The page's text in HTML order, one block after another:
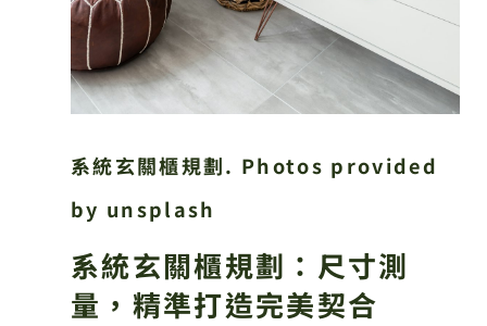
系統玄關櫃規劃. Photos provided
by unsplash
系統玄關櫃規劃：尺寸測
量，精準打造完美契合